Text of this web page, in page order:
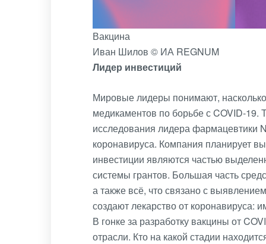
Вакцина
Иван Шилов © ИА REGNUM
Лидер инвестиций
Мировые лидеры понимают,
медикаментов по борьбе с COVID-
исследования лидера фармацевтики
коронавируса. Компания планирует
инвестиции являются частью
системы грантов. Большая часть
а также всё, что связано с
создают лекарство от коронавируса:
В гонке за разработку вакцины от
отрасли. Кто на какой стадии